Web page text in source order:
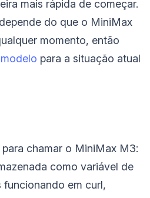
mais rápida de começar.
do que o MiniMax
momento, então
para a situação atual
chamar o MiniMax M3:
como variável de
funcionando em curl,